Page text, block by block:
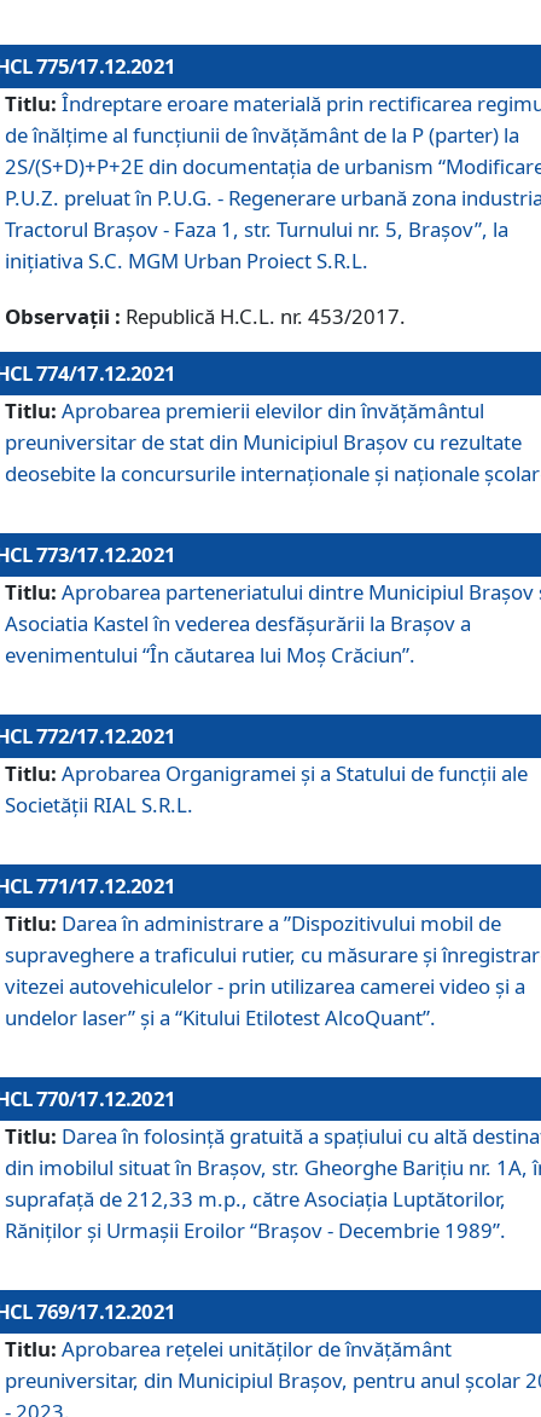
775/17.12.2021
Titlu: Îndreptare eroare materială prin rectificarea
de înălţime al funcţiunii de învăţământ de la P (parter) la
2S/(S+D)+P+2E din documentaţia de urbanism
P.U.Z. preluat în P.U.G. - Regenerare urbană zona
Tractorul Braşov - Faza 1, str. Turnului nr. 5, Braşov”, la
iniţiativa S.C. MGM Urban Proiect S.R.L.
Observații : Republică H.C.L. nr. 453/2017.
774/17.12.2021
Titlu: Aprobarea premierii elevilor din învățământul
preuniversitar de stat din Municipiul Brașov cu rezultate
deosebite la concursurile internaționale și naționale
773/17.12.2021
Titlu: Aprobarea parteneriatului dintre Municipiul Brașov
Asociatia Kastel în vederea desfăşurării la Brașov a
evenimentului “În căutarea lui Moș Crăciun”.
772/17.12.2021
Titlu: Aprobarea Organigramei şi a Statului de funcţii ale
Societăţii RIAL S.R.L.
771/17.12.2021
Titlu: Darea în administrare a ”Dispozitivului mobil de
supraveghere a traficului rutier, cu măsurare și
vitezei autovehiculelor - prin utilizarea camerei video și a
undelor laser” și a “Kitului Etilotest AlcoQuant”.
770/17.12.2021
Titlu: Darea în folosinţă gratuită a spaţiului cu altă
din imobilul situat în Braşov, str. Gheorghe Bariţiu nr. 1A,
suprafaţă de 212,33 m.p., către Asociaţia Luptătorilor,
Răniţilor şi Urmaşii Eroilor “Braşov - Decembrie 1989”.
769/17.12.2021
Titlu: Aprobarea reţelei unităţilor de învăţământ
preuniversitar, din Municipiul Braşov, pentru anul şcolar